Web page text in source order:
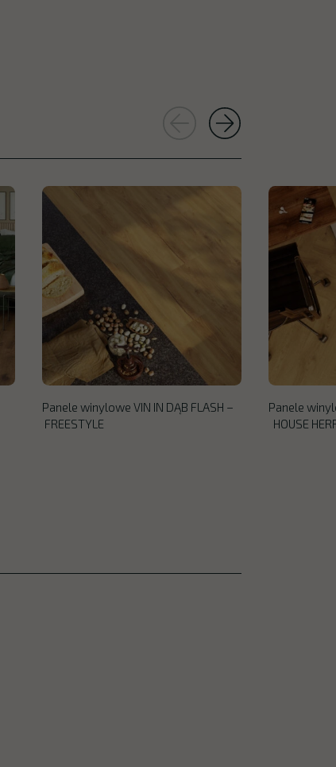
Panele winylowe VIN IN DĄB FLASH –
FREESTYLE
Panele
HOUSE